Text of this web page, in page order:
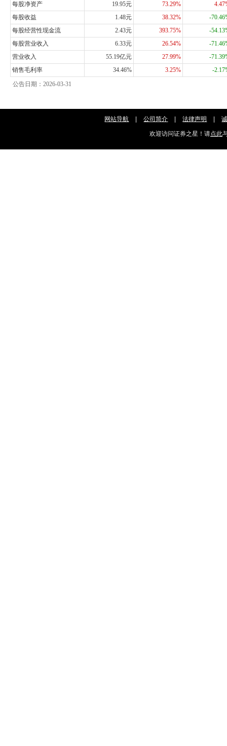
每股净资产
19.95元 73.29%
每股收益
1.48元 38.32%
-
每股经营性现金流
2.43元 393.75%
-
每股营业收入
6.33元 26.54%
-
营业收入
55.19亿元 27.99%
-
销售毛利率
34.46% 3.25%
-
公告日期：2026-03-31
网站导航 公司简介 法律声明
欢迎访问证券之星！请点此